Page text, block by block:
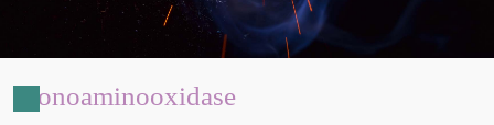
Monoaminooxidase